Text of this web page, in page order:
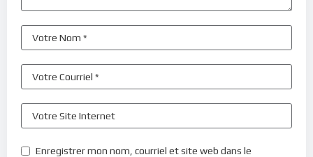
Enregistrer mon nom, courriel et site web dans le